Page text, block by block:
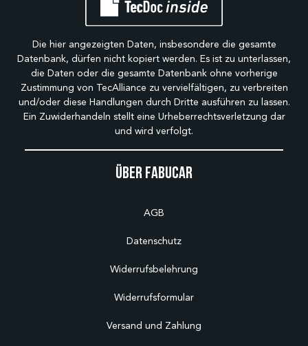
Über Fabucar
AGB
Datenschutz
Widerrufsbelehrung
Widerrufsformular
Versand und Zahlung
Die hier angezeigten Daten, insbesondere die gesamte
Datenbank, dürfen nicht kopiert werden. Es ist zu unterlassen,
die Daten oder die gesamte Datenbank ohne vorherige
Zustimmung von TecAlliance zu vervielfältigen, zu verbreiten
und/oder diese Handlungen durch Dritte ausführen zu lassen.
Ein Zuwiderhandeln stellt eine Urheberrechtsverletzung dar
und wird verfolgt.